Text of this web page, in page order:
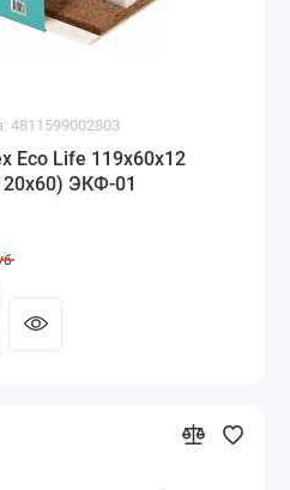
4811599002803
Eco Life 119x60x12
ЭКФ-01